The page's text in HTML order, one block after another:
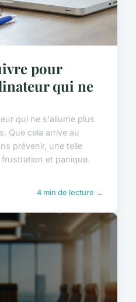
pour
qui ne
qui ne s'allume plus
Que cela arrive au
prévenir, une telle
et panique.
4 min de lecture →